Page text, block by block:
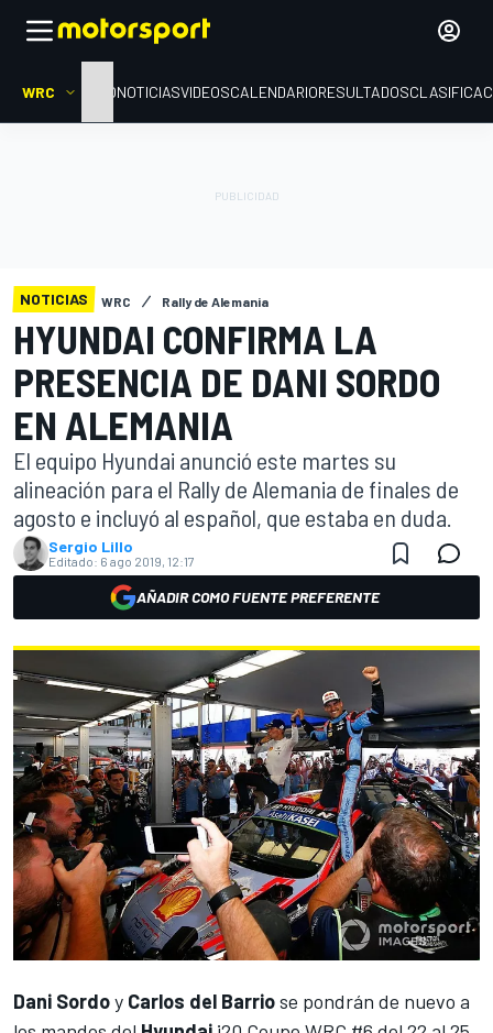
WRC INICIONOTICIASVIDEOSCALENDARIORESULTADOS
NOTICIAS WRC Rally de Alemania
HYUNDAI CONFIRMA LA
PRESENCIA DE DANI SORDO
EN ALEMANIA
El equipo Hyundai anunció este martes su
alineación para el Rally de Alemania de finales de
agosto e incluyó al español, que estaba en duda.
Sergio Lillo
Editado: 6 ago 2019, 12:17
AÑADIR COMO FUENTE PREFERENTE
Dani Sordoy Carlos del Barriose pondrán de nuevo a